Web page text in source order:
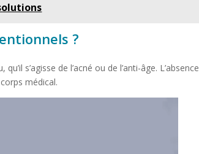
?
s’agisse de l’acné ou de l’anti-âge. L’absence
médical.